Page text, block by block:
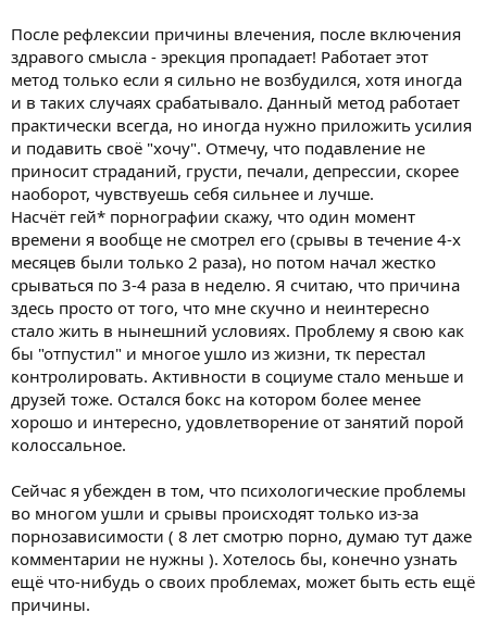
После рефлексии причины влечения, после включения
здравого смысла - эрекция пропадает! Работает этот
метод только если я сильно не возбудился, хотя иногда
и в таких случаях срабатывало. Данный метод работает
практически всегда, но иногда нужно приложить усилия
и подавить своё "хочу". Отмечу, что подавление не
приносит страданий, грусти, печали, депрессии, скорее
наоборот, чувствуешь себя сильнее и лучше.
Насчёт гей* порнографии скажу, что один момент
времени я вообще не смотрел его (срывы в течение 4-х
месяцев были только 2 раза), но потом начал жестко
срываться по 3-4 раза в неделю. Я считаю, что причина
здесь просто от того, что мне скучно и неинтересно
стало жить в нынешний условиях. Проблему я свою как
бы "отпустил" и многое ушло из жизни, тк перестал
контролировать. Активности в социуме стало меньше и
друзей тоже. Остался бокс на котором более менее
хорошо и интересно, удовлетворение от занятий порой
колоссальное.
Сейчас я убежден в том, что психологические проблемы
во многом ушли и срывы происходят только из-за
порнозависимости ( 8 лет смотрю порно, думаю тут даже
комментарии не нужны ). Хотелось бы, конечно узнать
ещё что-нибудь о своих проблемах, может быть есть ещё
причины.